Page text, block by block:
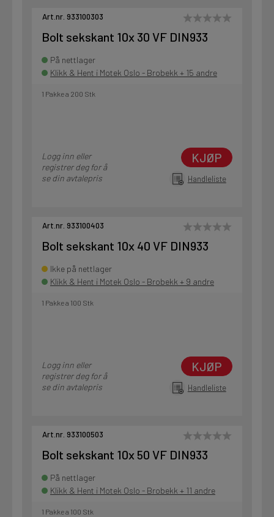
Art.nr. 933100303
Bolt sekskant 10x 30 VF DIN933
På nettlager
Klikk & Hent i Motek Oslo - Brobekk + 15 andre
1 Pakke a 200 Stk
Logg inn eller
registrer deg for å
se din avtalepris
KJØP
Handleliste
Art.nr. 933100403
Bolt sekskant 10x 40 VF DIN933
Ikke på nettlager
Klikk & Hent i Motek Oslo - Brobekk + 9 andre
1 Pakke a 100 Stk
Logg inn eller
registrer deg for å
se din avtalepris
KJØP
Handleliste
Art.nr. 933100503
Bolt sekskant 10x 50 VF DIN933
På nettlager
Klikk & Hent i Motek Oslo - Brobekk + 11 andre
1 Pakke a 100 Stk